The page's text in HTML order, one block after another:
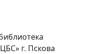
г. Пскова